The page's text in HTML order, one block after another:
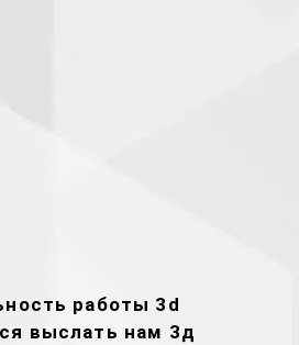
работы 3d
выслать нам 3д